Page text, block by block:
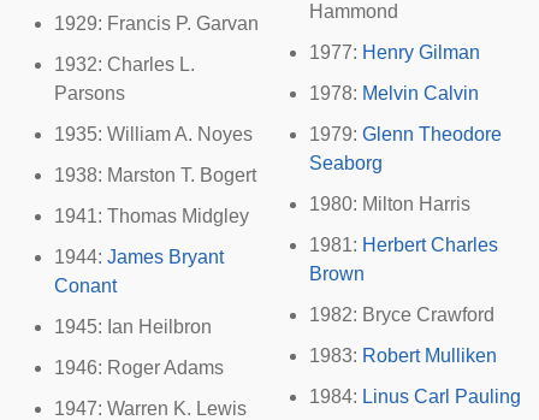
1929: Francis P. Garvan
1932: Charles L.
Parsons
1935: William A. Noyes
1938: Marston T. Bogert
1941: Thomas Midgley
1944: James Bryant
Conant
1945: Ian Heilbron
1946: Roger Adams
1947: Warren K. Lewis
Hammond
1977: Henry Gilman
1978: Melvin Calvin
1979: Glenn Theodore
Seaborg
1980: Milton Harris
1981: Herbert Charles
Brown
1982: Bryce Crawford
1983: Robert Mulliken
1984: Linus Carl Pauling